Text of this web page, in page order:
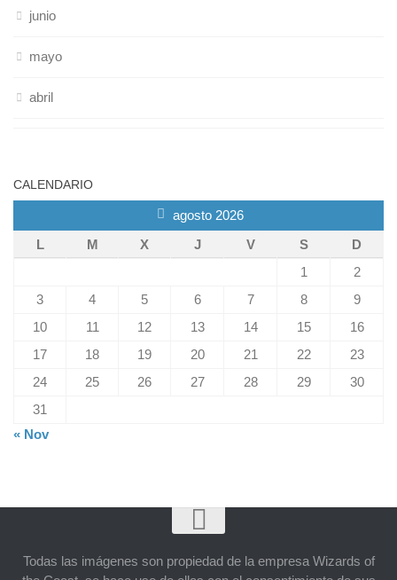
junio
mayo
abril
CALENDARIO
agosto 2026
L
M X J V S
D
1
2
3
4 5 6 7 8
9
10
11 12 13 14 15
16
17
18 19 20 21 22
23
24
25 26 27 28 29
30
31
« Nov
Todas las imágenes son propiedad de la empresa Wizards of